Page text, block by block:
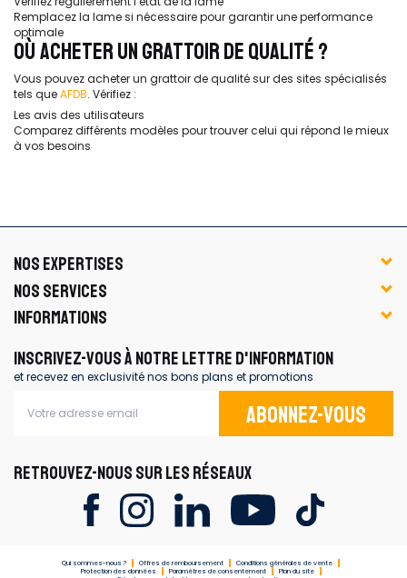
Remplacez la lame si nécessaire pour garantir une performance
optimale
OÙ ACHETER UN GRATTOIR DE QUALITÉ ?
Vous pouvez acheter un grattoir de qualité sur des sites spécialisés
tels queAFDB. Vérifiez :
Les avis des utilisateurs
Comparez différents modèles pour trouver celui qui répond le mieux
à vos besoins
NOS EXPERTISES
NOS SERVICES
INFORMATIONS
INSCRIVEZ-VOUS À NOTRE LETTRE D'INFORMATION
et recevez en exclusivité nos bons plans et promotions
Abonnez-vous
RETROUVEZ-NOUS SUR LES RÉSEAUX
Qui sommes-nous ? Offres de remboursement
Conditions générales de vente
Protection des données
Paramètres de consentement
Plan du site